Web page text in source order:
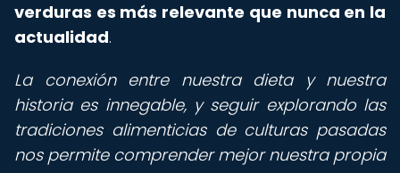
verduras es más relevante que nunca en la
actualidad.
La conexión entre nuestra dieta y nuestra
historia es innegable, y seguir explorando las
tradiciones alimenticias de culturas pasadas
nos permite comprender mejor nuestra propia